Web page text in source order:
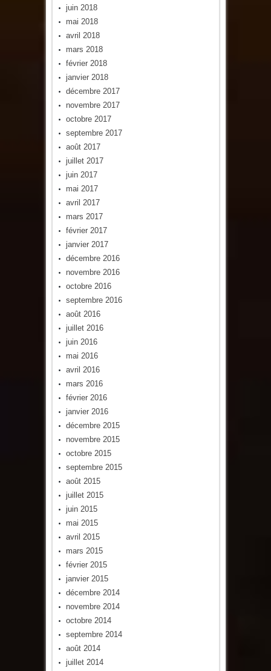
juin 2018
mai 2018
avril 2018
mars 2018
février 2018
janvier 2018
décembre 2017
novembre 2017
octobre 2017
septembre 2017
août 2017
juillet 2017
juin 2017
mai 2017
avril 2017
mars 2017
février 2017
janvier 2017
décembre 2016
novembre 2016
octobre 2016
septembre 2016
août 2016
juillet 2016
juin 2016
mai 2016
avril 2016
mars 2016
février 2016
janvier 2016
décembre 2015
novembre 2015
octobre 2015
septembre 2015
août 2015
juillet 2015
juin 2015
mai 2015
avril 2015
mars 2015
février 2015
janvier 2015
décembre 2014
novembre 2014
octobre 2014
septembre 2014
août 2014
juillet 2014